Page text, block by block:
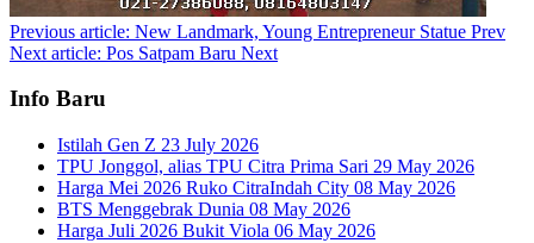
Previous article: New Landmark, Young Entrepreneur Statue Prev
Next article: Pos Satpam Baru Next
Info Baru
Istilah Gen Z 23 July 2026
TPU Jonggol, alias TPU Citra Prima Sari 29 May 2026
Harga Mei 2026 Ruko CitraIndah City 08 May 2026
BTS Menggebrak Dunia 08 May 2026
Harga Juli 2026 Bukit Viola 06 May 2026